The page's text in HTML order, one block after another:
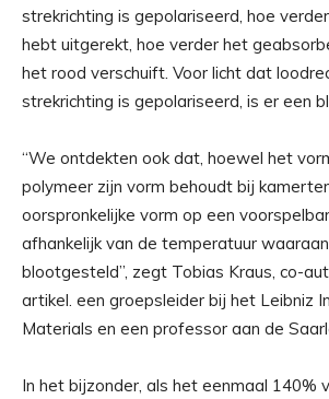
strekrichting is gepolariseerd, hoe
hebt uitgerekt, hoe verder het
het rood verschuift. Voor licht dat
strekrichting is gepolariseerd, is er een
“We ontdekten ook dat, hoewel het
polymeer zijn vorm behoudt bij
oorspronkelijke vorm op een
afhankelijk van de temperatuur
blootgesteld”, zegt Tobias Kraus, co-
artikel. een groepsleider bij het Leibniz
Materials en een professor aan de
In het bijzonder, als het eenmaal 140%